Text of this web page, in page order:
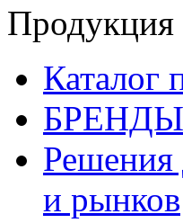
Продукция
Каталог
Решения
и рынков